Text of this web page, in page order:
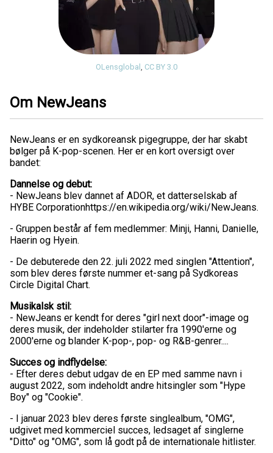
OLensglobal CC BY 3.0
Om NewJeans
NewJeans er en sydkoreansk pigegruppe, der har skabt
bølger på K-pop-scenen. Her er en kort oversigt over
bandet:
Dannelse og debut:
- NewJeans blev dannet af ADOR, et datterselskab af
HYBE Corporationhttps://en.wikipedia.org/wiki/NewJeans.
- Gruppen består af fem medlemmer: Minji, Hanni, Danielle,
Haerin og Hyein.
- De debuterede den 22. juli 2022 med singlen "Attention",
som blev deres første nummer et-sang på Sydkoreas
Circle Digital Chart.
Musikalsk stil:
- NewJeans er kendt for deres "girl next door"-image og
deres musik, der indeholder stilarter fra 1990'erne og
2000'erne og blander K-pop-, pop- og R&B-genrer....
Succes og indflydelse:
- Efter deres debut udgav de en EP med samme navn i
august 2022, som indeholdt andre hitsingler som "Hype
Boy" og "Cookie".
- I januar 2023 blev deres første singlealbum, "OMG",
udgivet med kommerciel succes, ledsaget af singlerne
"Ditto" og "OMG", som lå godt på de internationale hitlister.